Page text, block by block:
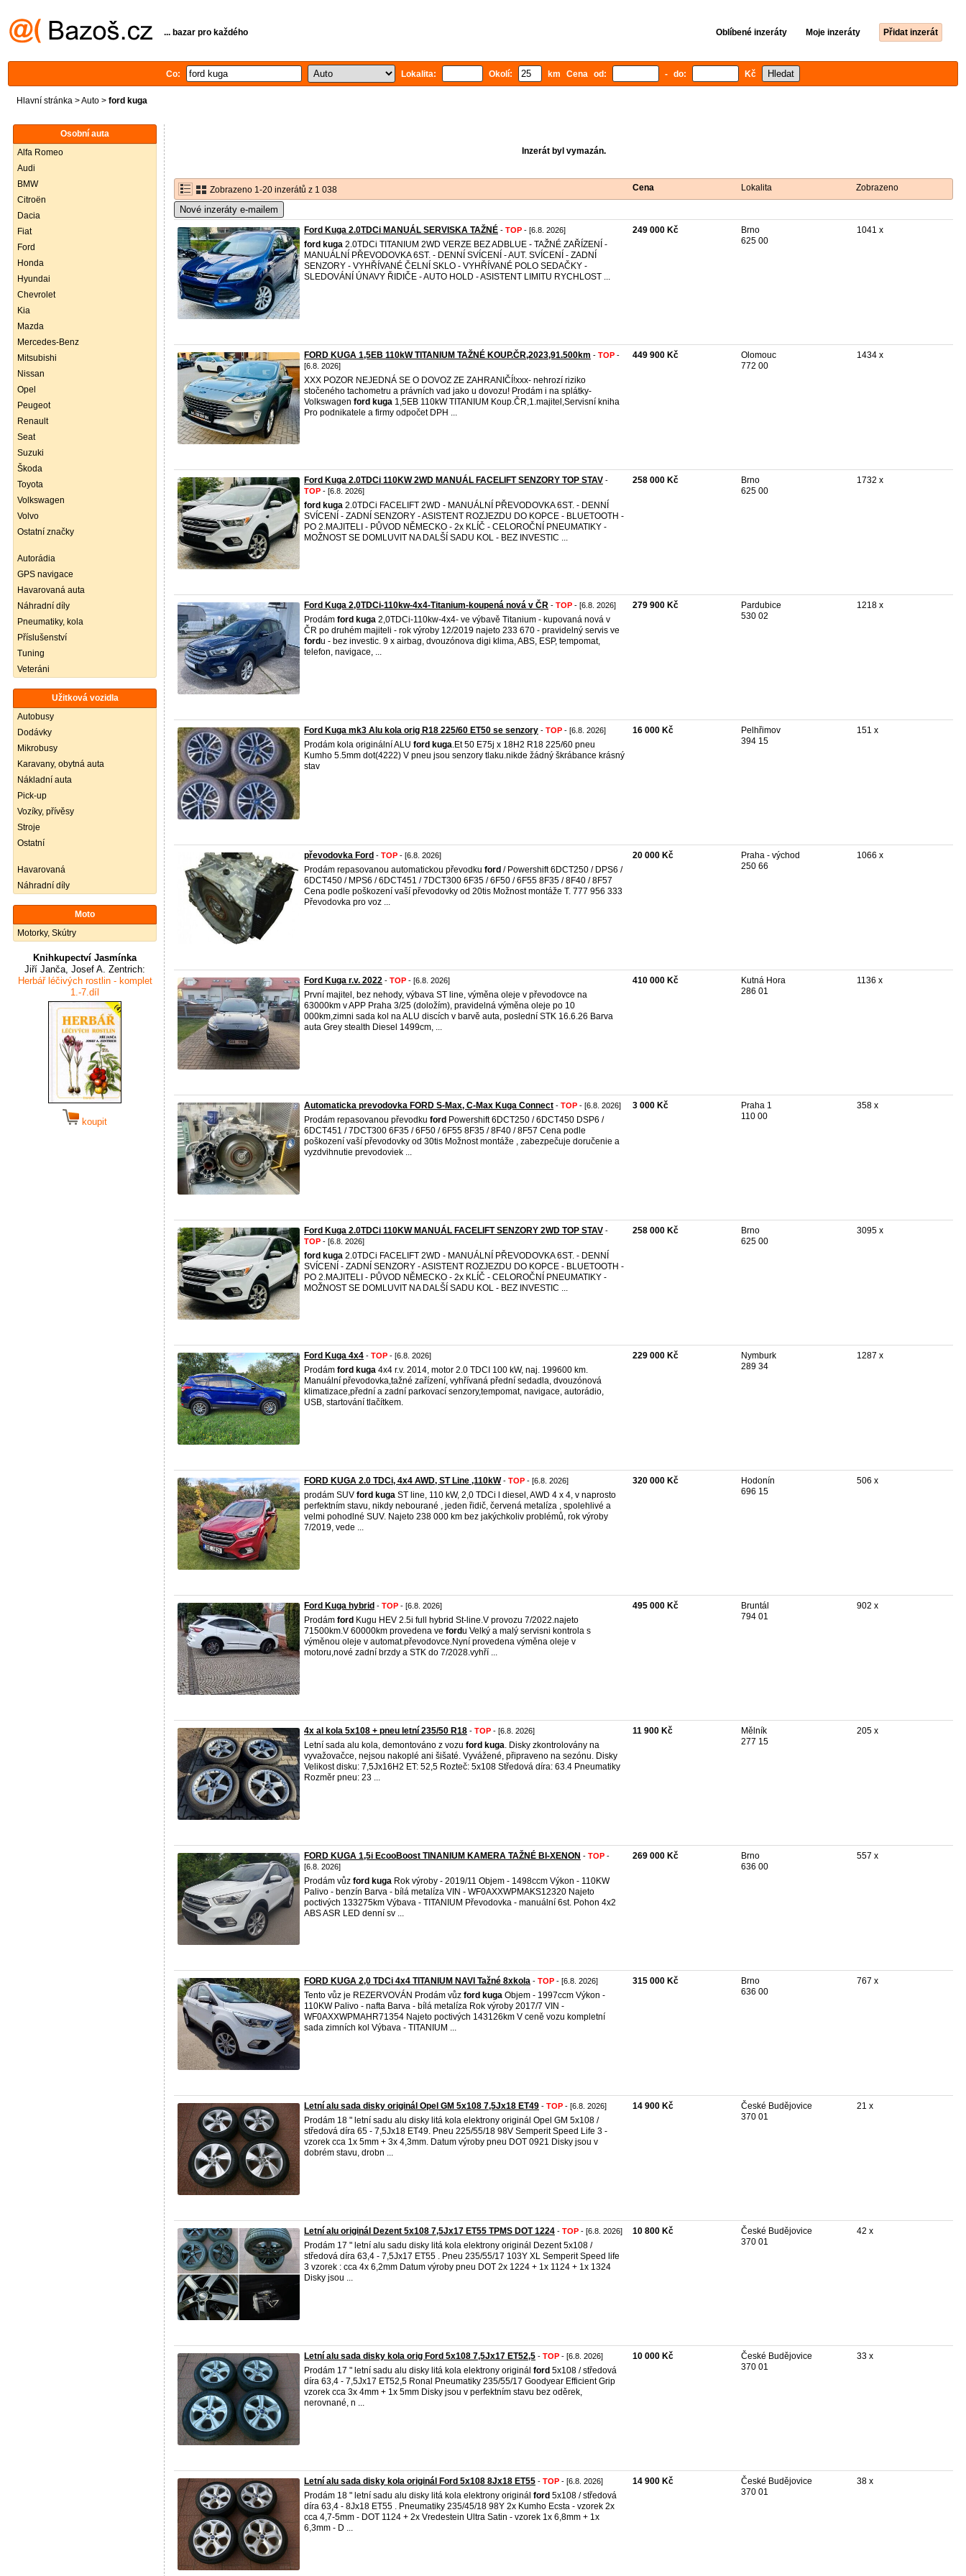
... bazar pro každého Oblíbené inzeráty Moje inzeráty Přidat inzerát
Co: Lokalita: Okolí: km Cena od: - do: Kč
Hlavní stránka >Auto > ford kuga
Osobní auta
Alfa Romeo
Audi
BMW
Citroën
Dacia
Fiat
Ford
Honda
Hyundai
Chevrolet
Kia
Mazda
Mercedes-Benz
Mitsubishi
Nissan
Opel
Peugeot
Renault
Seat
Suzuki
Škoda
Toyota
Volkswagen
Volvo
Ostatní značky
Autorádia
GPS navigace
Havarovaná auta
Náhradní díly
Pneumatiky, kola
Příslušenství
Tuning
Veteráni
Užitková vozidla
Autobusy
Dodávky
Mikrobusy
Karavany, obytná auta
Nákladní auta
Pick-up
Vozíky, přívěsy
Stroje
Ostatní
Havarovaná
Náhradní díly
Moto
Motorky, Skútry
Knihkupectví Jasmínka
Jiří Janča, Josef A. Zentrich:
Herbář léčivých rostlin - komplet
1.-7.díl
koupit
Inzerát byl vymazán.
Zobrazeno 1-20 inzerátů z 1 038 Cena Lokalita Zobrazeno
Nové inzeráty e-mailem
Ford Kuga 2.0TDCi MANUÁL SERVISKA TAŽNÉ - TOP - [6.8. 2026]
ford kuga 2.0TDCi TITANIUM 2WD VERZE BEZ ADBLUE - TAŽNÉ ZAŘÍZENÍ -
MANUÁLNÍ PŘEVODOVKA 6ST. - DENNÍ SVÍCENÍ - AUT. SVÍCENÍ - ZADNÍ
SENZORY - VYHŘÍVANÉ ČELNÍ SKLO - VYHŘÍVANÉ POLO SEDAČKY -
SLEDOVÁNÍ ÚNAVY ŘIDIČE - AUTO HOLD - ASISTENT LIMITU RYCHLOST ...
249 000 Kč
Brno
625 00
1041 x
FORD KUGA 1,5EB 110kW TITANIUM TAŽNÉ KOUP.ČR,2023,91.500km - TOP -
[6.8. 2026]
XXX POZOR NEJEDNÁ SE O DOVOZ ZE ZAHRANIČÍ!xxx- nehrozí riziko
stočeného tachometru a právních vad jako u dovozu! Prodám i na splátky-
Volkswagen ford kuga 1,5EB 110kW TITANIUM Koup.ČR,1.majitel,Servisní kniha
Pro podnikatele a firmy odpočet DPH ...
449 900 Kč
Olomouc
772 00
1434 x
Ford Kuga 2.0TDCi 110KW 2WD MANUÁL FACELIFT SENZORY TOP STAV -
TOP - [6.8. 2026]
ford kuga 2.0TDCi FACELIFT 2WD - MANUÁLNÍ PŘEVODOVKA 6ST. - DENNÍ
SVÍCENÍ - ZADNÍ SENZORY - ASISTENT ROZJEZDU DO KOPCE - BLUETOOTH -
PO 2.MAJITELI - PŮVOD NĚMECKO - 2x KLÍČ - CELOROČNÍ PNEUMATIKY -
MOŽNOST SE DOMLUVIT NA DALŠÍ SADU KOL - BEZ INVESTIC ...
258 000 Kč
Brno
625 00
1732 x
Ford Kuga 2,0TDCi-110kw-4x4-Titanium-koupená nová v ČR - TOP - [6.8. 2026]
Prodám ford kuga 2,0TDCi-110kw-4x4- ve výbavě Titanium - kupovaná nová v
ČR po druhém majiteli - rok výroby 12/2019 najeto 233 670 - pravidelný servis ve
fordu - bez investic. 9 x airbag, dvouzónova digi klima, ABS, ESP, tempomat,
telefon, navigace, ...
279 900 Kč
Pardubice
530 02
1218 x
Ford Kuga mk3 Alu kola orig R18 225/60 ET50 se senzory - TOP - [6.8. 2026]
Prodám kola originální ALU ford kuga.Et 50 E75j x 18H2 R18 225/60 pneu
Kumho 5.5mm dot(4222) V pneu jsou senzory tlaku.nikde žádný škrábance krásný
stav
16 000 Kč
Pelhřimov
394 15
151 x
převodovka Ford - TOP - [6.8. 2026]
Prodám repasovanou automatickou převodku ford / Powershift 6DCT250 / DPS6 /
6DCT450 / MPS6 / 6DCT451 / 7DCT300 6F35 / 6F50 / 6F55 8F35 / 8F40 / 8F57
Cena podle poškození vaší převodovky od 20tis Možnost montáže T. 777 956 333
Převodovka pro voz ...
20 000 Kč
Praha - východ
250 66
1066 x
Ford Kuga r.v. 2022 - TOP - [6.8. 2026]
První majitel, bez nehody, výbava ST line, výměna oleje v převodovce na
63000km v APP Praha 3/25 (doložím), pravidelná výměna oleje po 10
000km,zimni sada kol na ALU discích v barvě auta, poslední STK 16.6.26 Barva
auta Grey stealth Diesel 1499cm, ...
410 000 Kč
Kutná Hora
286 01
1136 x
Automaticka prevodovka FORD S-Max, C-Max Kuga Connect - TOP - [6.8. 2026]
Prodám repasovanou převodku ford Powershift 6DCT250 / 6DCT450 DSP6 /
6DCT451 / 7DCT300 6F35 / 6F50 / 6F55 8F35 / 8F40 / 8F57 Cena podle
poškození vaší převodovky od 30tis Možnost montáže , zabezpečuje doručenie a
vyzdvihnutie prevodoviek ...
3 000 Kč
Praha 1
110 00
358 x
Ford Kuga 2.0TDCi 110KW MANUÁL FACELIFT SENZORY 2WD TOP STAV -
TOP - [6.8. 2026]
ford kuga 2.0TDCi FACELIFT 2WD - MANUÁLNÍ PŘEVODOVKA 6ST. - DENNÍ
SVÍCENÍ - ZADNÍ SENZORY - ASISTENT ROZJEZDU DO KOPCE - BLUETOOTH -
PO 2.MAJITELI - PŮVOD NĚMECKO - 2x KLÍČ - CELOROČNÍ PNEUMATIKY -
MOŽNOST SE DOMLUVIT NA DALŠÍ SADU KOL - BEZ INVESTIC ...
258 000 Kč
Brno
625 00
3095 x
Ford Kuga 4x4 - TOP - [6.8. 2026]
Prodám ford kuga 4x4 r.v. 2014, motor 2.0 TDCI 100 kW, naj. 199600 km.
Manuální převodovka,tažné zařízení, vyhřívaná přední sedadla, dvouzónová
klimatizace,přední a zadní parkovací senzory,tempomat, navigace, autorádio,
USB, startování tlačítkem.
229 000 Kč
Nymburk
289 34
1287 x
FORD KUGA 2.0 TDCi, 4x4 AWD, ST Line ,110kW- TOP - [6.8. 2026]
prodám SUV ford kuga ST line, 110 kW, 2,0 TDCi l diesel, AWD 4 x 4, v naprosto
perfektním stavu, nikdy nebourané , jeden řidič, červená metalíza , spolehlivé a
velmi pohodlné SUV. Najeto 238 000 km bez jakýchkoliv problémů, rok výroby
7/2019, vede ...
320 000 Kč
Hodonín
696 15
506 x
Ford Kuga hybrid - TOP - [6.8. 2026]
Prodám ford Kugu HEV 2.5i full hybrid St-line.V provozu 7/2022.najeto
71500km.V 60000km provedena ve fordu Velký a malý servisni kontrola s
výměnou oleje v automat.převodovce.Nyní provedena výměna oleje v
motoru,nové zadní brzdy a STK do 7/2028.vyhří ...
495 000 Kč
Bruntál
794 01
902 x
4x al kola 5x108 + pneu letní 235/50 R18 - TOP - [6.8. 2026]
Letní sada alu kola, demontováno z vozu ford kuga. Disky zkontrolovány na
vyvažovačce, nejsou nakoplé ani šišaté. Vyvážené, připraveno na sezónu. Disky
Velikost disku: 7,5Jx16H2 ET: 52,5 Rozteč: 5x108 Středová díra: 63.4 Pneumatiky
Rozměr pneu: 23 ...
11 900 Kč
Mělník
277 15
205 x
FORD KUGA 1,5i EcooBoost TINANIUM KAMERA TAŽNÉ BI-XENON - TOP -
[6.8. 2026]
Prodám vůz ford kuga Rok výroby - 2019/11 Objem - 1498ccm Výkon - 110KW
Palivo - benzín Barva - bílá metalíza VIN - WF0AXXWPMAKS12320 Najeto
poctivých 133275km Výbava - TITANIUM Převodovka - manuální 6st. Pohon 4x2
ABS ASR LED denní sv ...
269 000 Kč
Brno
636 00
557 x
FORD KUGA 2,0 TDCi 4x4 TITANIUM NAVI Tažné 8xkola - TOP - [6.8. 2026]
Tento vůz je REZERVOVÁN Prodám vůz ford kuga Objem - 1997ccm Výkon -
110KW Palivo - nafta Barva - bílá metalíza Rok výroby 2017/7 VIN -
WF0AXXWPMAHR71354 Najeto poctivých 143126km V ceně vozu kompletní
sada zimních kol Výbava - TITANIUM ...
315 000 Kč
Brno
636 00
767 x
Letní alu sada disky originál Opel GM 5x108 7,5Jx18 ET49 - TOP - [6.8. 2026]
Prodám 18 " letní sadu alu disky litá kola elektrony originál Opel GM 5x108 /
středová díra 65 - 7,5Jx18 ET49. Pneu 225/55/18 98V Semperit Speed Life 3 -
vzorek cca 1x 5mm + 3x 4,3mm. Datum výroby pneu DOT 0921 Disky jsou v
dobrém stavu, drobn ...
14 900 Kč
České Budějovice
370 01
21 x
Letní alu originál Dezent 5x108 7,5Jx17 ET55 TPMS DOT 1224 - TOP - [6.8. 2026]
Prodám 17 " letní alu sadu disky litá kola elektrony originál Dezent 5x108 /
středová díra 63,4 - 7,5Jx17 ET55 . Pneu 235/55/17 103Y XL Semperit Speed life
3 vzorek : cca 4x 6,2mm Datum výroby pneu DOT 2x 1224 + 1x 1124 + 1x 1324
Disky jsou ...
10 800 Kč
České Budějovice
370 01
42 x
Letní alu sada disky kola orig Ford 5x108 7,5Jx17 ET52,5 - TOP - [6.8. 2026]
Prodám 17 " letní sadu alu disky litá kola elektrony originál ford 5x108 / středová
díra 63,4 - 7,5Jx17 ET52,5 Ronal Pneumatiky 235/55/17 Goodyear Efficient Grip
vzorek cca 3x 4mm + 1x 5mm Disky jsou v perfektním stavu bez oděrek,
nerovnané, n ...
10 000 Kč
České Budějovice
370 01
33 x
Letní alu sada disky kola originál Ford 5x108 8Jx18 ET55 - TOP - [6.8. 2026]
Prodám 18 " letní sadu alu disky litá kola elektrony originál ford 5x108 / středová
díra 63,4 - 8Jx18 ET55 . Pneumatiky 235/45/18 98Y 2x Kumho Ecsta - vzorek 2x
cca 4,7-5mm - DOT 1124 + 2x Vredestein Ultra Satin - vzorek 1x 6,8mm + 1x
6,3mm - D ...
14 900 Kč
České Budějovice
370 01
38 x